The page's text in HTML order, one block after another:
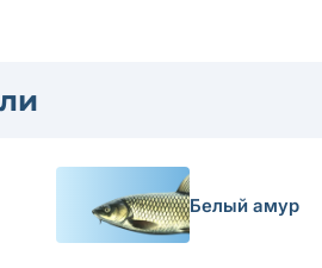
Белый амур